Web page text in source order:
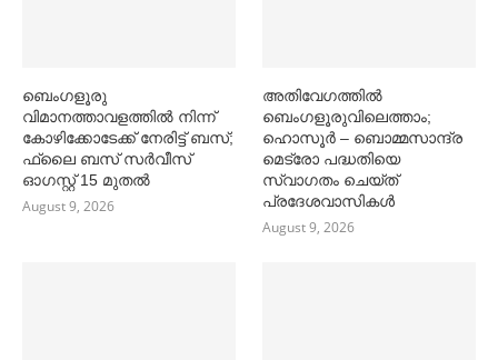
ബെംഗളൂരു
വിമാനത്താവളത്തില്‍ നിന്ന്
കോഴിക്കോടേക്ക് നേരിട്ട് ബസ്;
ഫ്ലൈ ബസ് സര്‍വീസ്
ഓഗസ്റ്റ് 15 മുതല്‍
August 9, 2026
അതിവേഗത്തില്‍
ബെംഗളൂരുവിലെത്താം;
ഹൊസൂര്‍ – ബൊമ്മസാന്ദ്ര
മെട്രോ പദ്ധതിയെ
സ്വാഗതം ചെയ്ത്
പ്രദേശവാസികള്‍
August 9, 2026